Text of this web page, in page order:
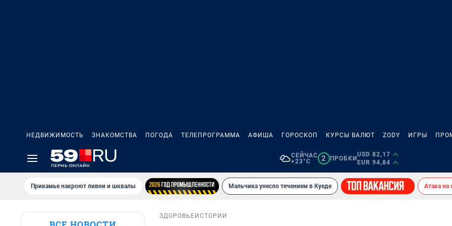
НЕДВИЖИМОСТЬ ЗНАКОМСТВА ПОГОДА ТЕЛЕПРОГРАММА АФИША ГОРОСКОП КУРСЫ ВАЛЮТ ZODY ИГРЫ
СЕЙЧАС
+23°C
2 ПРОБКИ
USD 82,17
EUR 94,84
Прикамье накроют ливни и шквалы Мальчика унесло течением в Куеде Атака на
ЗДОРОВЬЕ ИСТОРИИ